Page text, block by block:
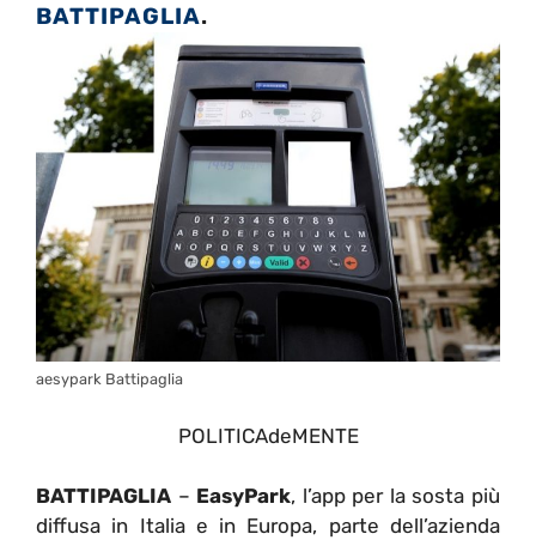
BATTIPAGLIA.
aesypark Battipaglia
POLITICAdeMENTE
BATTIPAGLIA – EasyPark, l’app per la sosta più
diffusa in Italia e in Europa, parte dell’azienda